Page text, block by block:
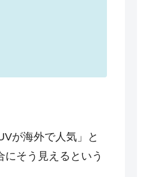
だってば。
場！
が海外で人気」と
そう見えるという